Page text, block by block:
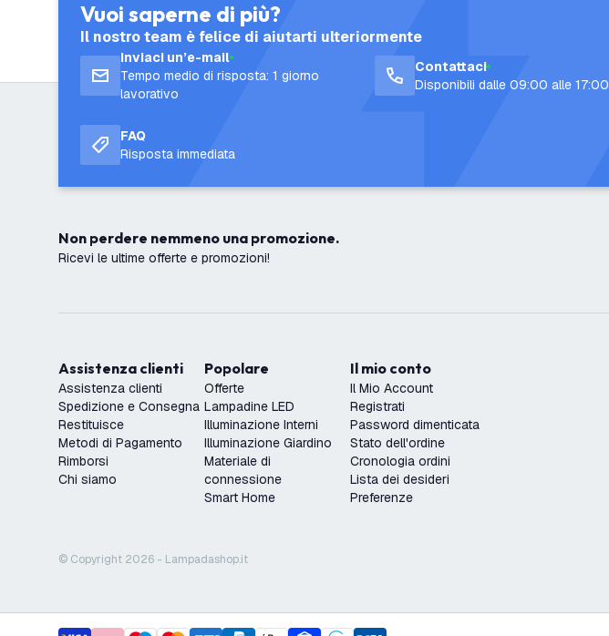
Vuoi saperne di più?
Il nostro team è felice di aiutarti ulteriormente
Inviaci un’e-mail
Tempo medio di risposta: 1 giorno
lavorativo
Contattaci
Disponibili dalle 09:00 alle 17:00
FAQ
Risposta immediata
Non perdere nemmeno una promozione.
Ricevi le ultime offerte e promozioni!
Assistenza clienti
Assistenza clienti
Spedizione e Consegna
Restituisce
Metodi di Pagamento
Rimborsi
Chi siamo
Popolare
Offerte
Lampadine LED
Illuminazione Interni
Illuminazione Giardino
Materiale di
connessione
Smart Home
Il mio conto
Il Mio Account
Registrati
Password dimenticata
Stato dell'ordine
Cronologia ordini
Lista dei desideri
Preferenze
© Copyright 2026 - Lampadashop.it